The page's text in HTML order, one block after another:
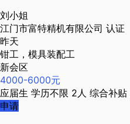
刘小姐
江门市富特精机有限公司 认证
昨天
钳工，模具装配工
新会区
4000-6000元
应届生 学历不限 2人 综合补贴
申请